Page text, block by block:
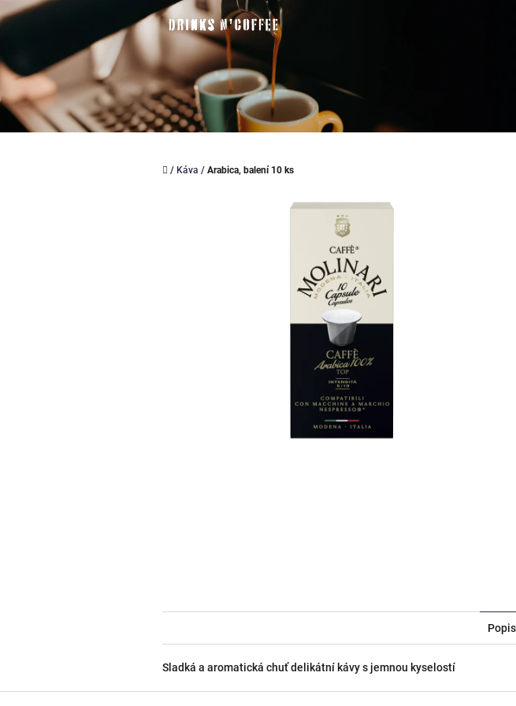
Přejít
na
Domů
/ Káva / Arabica, balení 10 ks
Popis
Sladká a aromatická chuť delikátní kávy s jemnou kyselostí